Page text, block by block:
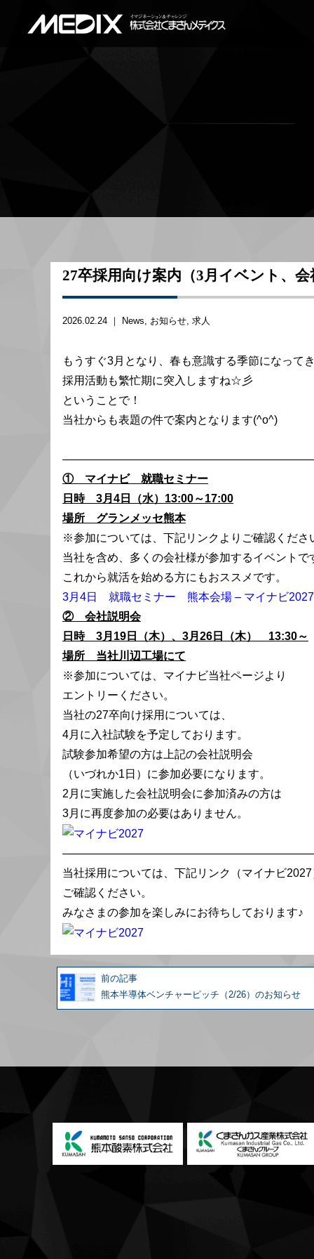
27卒採用向け案内（3月イベント、
2026.02.24 ｜ News お知らせ 求人
もうすぐ3月となり、春も意識する季節になってき
採用活動も繁忙期に突入しますね☆彡
ということで！
当社からも表題の件で案内となります(^o^)
① マイナビ 就職セミナー
日時 3月4日（水）13:00～17:00
場所 グランメッセ熊本
※参加については、下記リンクよりご確認くださ
当社を含め、多くの会社様が参加するイベントで
これから就活を始める方にもおススメです。
3月4日 就職セミナー 熊本会場 – マイナビ2027
② 会社説明会
日時 3月19日（木）、3月26日（木） 13:30～
場所 当社川辺工場にて
※参加については、マイナビ当社ページより
エントリーください。
当社の27卒向け採用については、
4月に入社試験を予定しております。
試験参加希望の方は上記の会社説明会
（いづれか1日）に参加必要になります。
2月に実施した会社説明会に参加済みの方は
3月に再度参加の必要はありません。
当社採用については、下記リンク（マイナビ2027
ご確認ください。
みなさまの参加を楽しみにお待ちしております♪
前の記事
熊本半導体ベンチャーピッチ（2/26）のお知らせ